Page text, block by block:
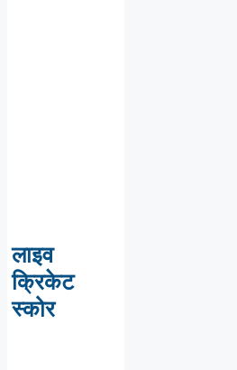
लाइव
क्रिकेट
स्कोर